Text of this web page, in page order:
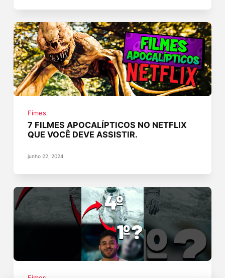
Fimes
7 FILMES APOCALÍPTICOS NO NETFLIX
QUE VOCÊ DEVE ASSISTIR.
junho 22, 2024